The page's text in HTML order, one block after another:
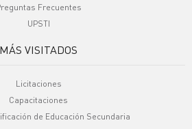
Frecuentes
UPSTI
MÁS VISITADOS
Licitaciones
Capacitaciones
de Educación Secundaria